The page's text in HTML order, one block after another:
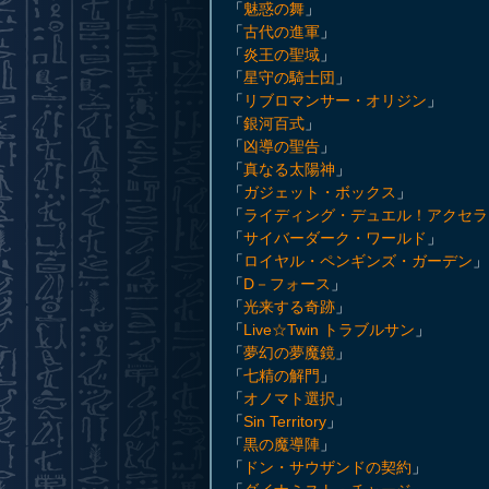
「魅惑の舞 」
「古代の進軍 」
「炎王の聖域 」
「星守の騎士団 」
「 リブロマンサー・オリジン 」
「銀河百式 」
「凶導の聖告 」
「真なる太陽神 」
「ガジェット・ボックス 」
「ライディング・デュエル！アクセラ
「サイバーダーク・ワールド 」
「 ロイヤル・ペンギンズ・ガーデン 」
「D－フォース 」
「光来する奇跡 」
「Live☆Twin トラブルサン 」
「夢幻の夢魔鏡 」
「七精の解門 」
「オノマト選択 」
「Sin Territory 」
「黒の魔導陣 」
「 ドン・サウザンドの契約 」